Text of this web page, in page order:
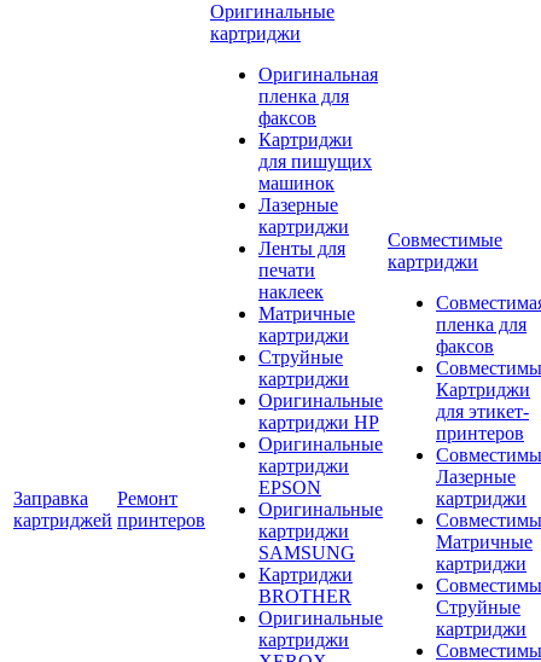
Заправка
картриджей
Ремонт
принтеров
Оригинальные
картриджи
Оригинальная
пленка для
факсов
Картриджи
для пишущих
машинок
Лазерные
картриджи
Ленты для
печати
наклеек
Матричные
картриджи
Струйные
картриджи
Оригинальные
картриджи HP
Оригинальные
картриджи
EPSON
Оригинальные
картриджи
SAMSUNG
Картриджи
BROTHER
Оригинальные
картриджи
Совместимые
картриджи
пленка для
факсов
Картриджи
для этикет-
принтеров
Лазерные
картриджи
Матричные
картриджи
Струйные
картриджи